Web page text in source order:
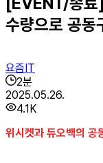
수량으로 공동
요즘IT
2분
2025.05.26.
4.1K
위시켓과 듀오백의